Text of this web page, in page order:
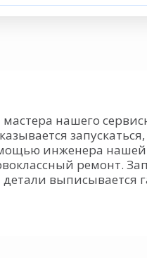
нашего
инженера
ремонт.
выписывается